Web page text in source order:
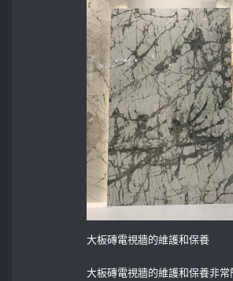
大板磚電視牆的維護和保養
大板磚電視牆的維護和保養非